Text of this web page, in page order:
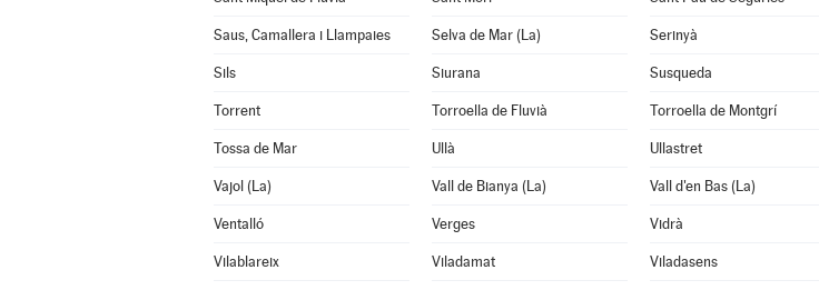
Saus, Camallera i Llampaies Selva de Mar (La) Serinyà
Sils Siurana Susqueda
Torrent Torroella de Fluvià Torroella de Montgrí
Tossa de Mar Ullà Ullastret
Vajol (La) Vall de Bianya (La) Vall d'en Bas (La)
Ventalló Verges Vidrà
Vilablareix Viladamat Viladasens